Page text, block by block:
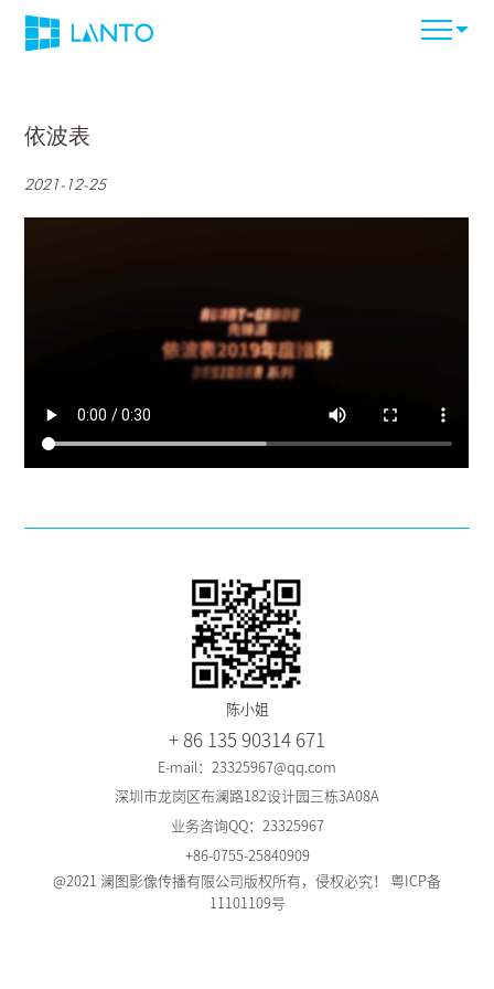
依波表
2021-12-25
陈小姐
+ 86 135 90314 671
E-mail：23325967@qq.com
深圳市龙岗区布澜路182设计园三栋3A08A
业务咨询QQ：23325967
+86-0755-25840909
@2021 澜图影像传播有限公司版权所有，侵权必究！ 粤ICP备
11101109号